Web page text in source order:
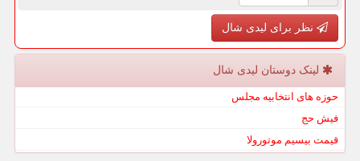
نظر برای لیدی شال
لینک دوستان لیدی شال
حوزه های انتخابیه مجلس
فیش حج
قیمت بیسیم موتورولا